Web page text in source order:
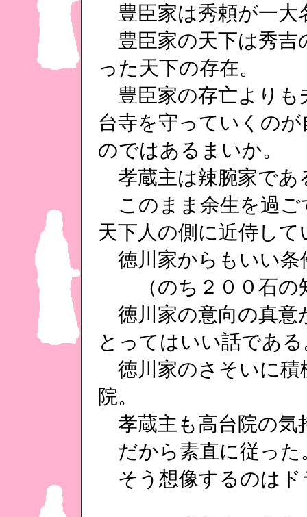
豊臣家は秀頼が一大
豊臣家の天下は秀吉
った天下の存在。
豊臣家の存亡よりも
台寺を守っていくの
のではあるまいか。
孝蔵主は辣腕家であ
このまま余生を過ご
天下人の側に近侍し
徳川家からもいい条
（のち２００石の
徳川家の意向の真意
とってはいい話である
徳川家のさそいに積
院。
孝蔵主も高台院の気
だから素直に従った
そう想像するのはド